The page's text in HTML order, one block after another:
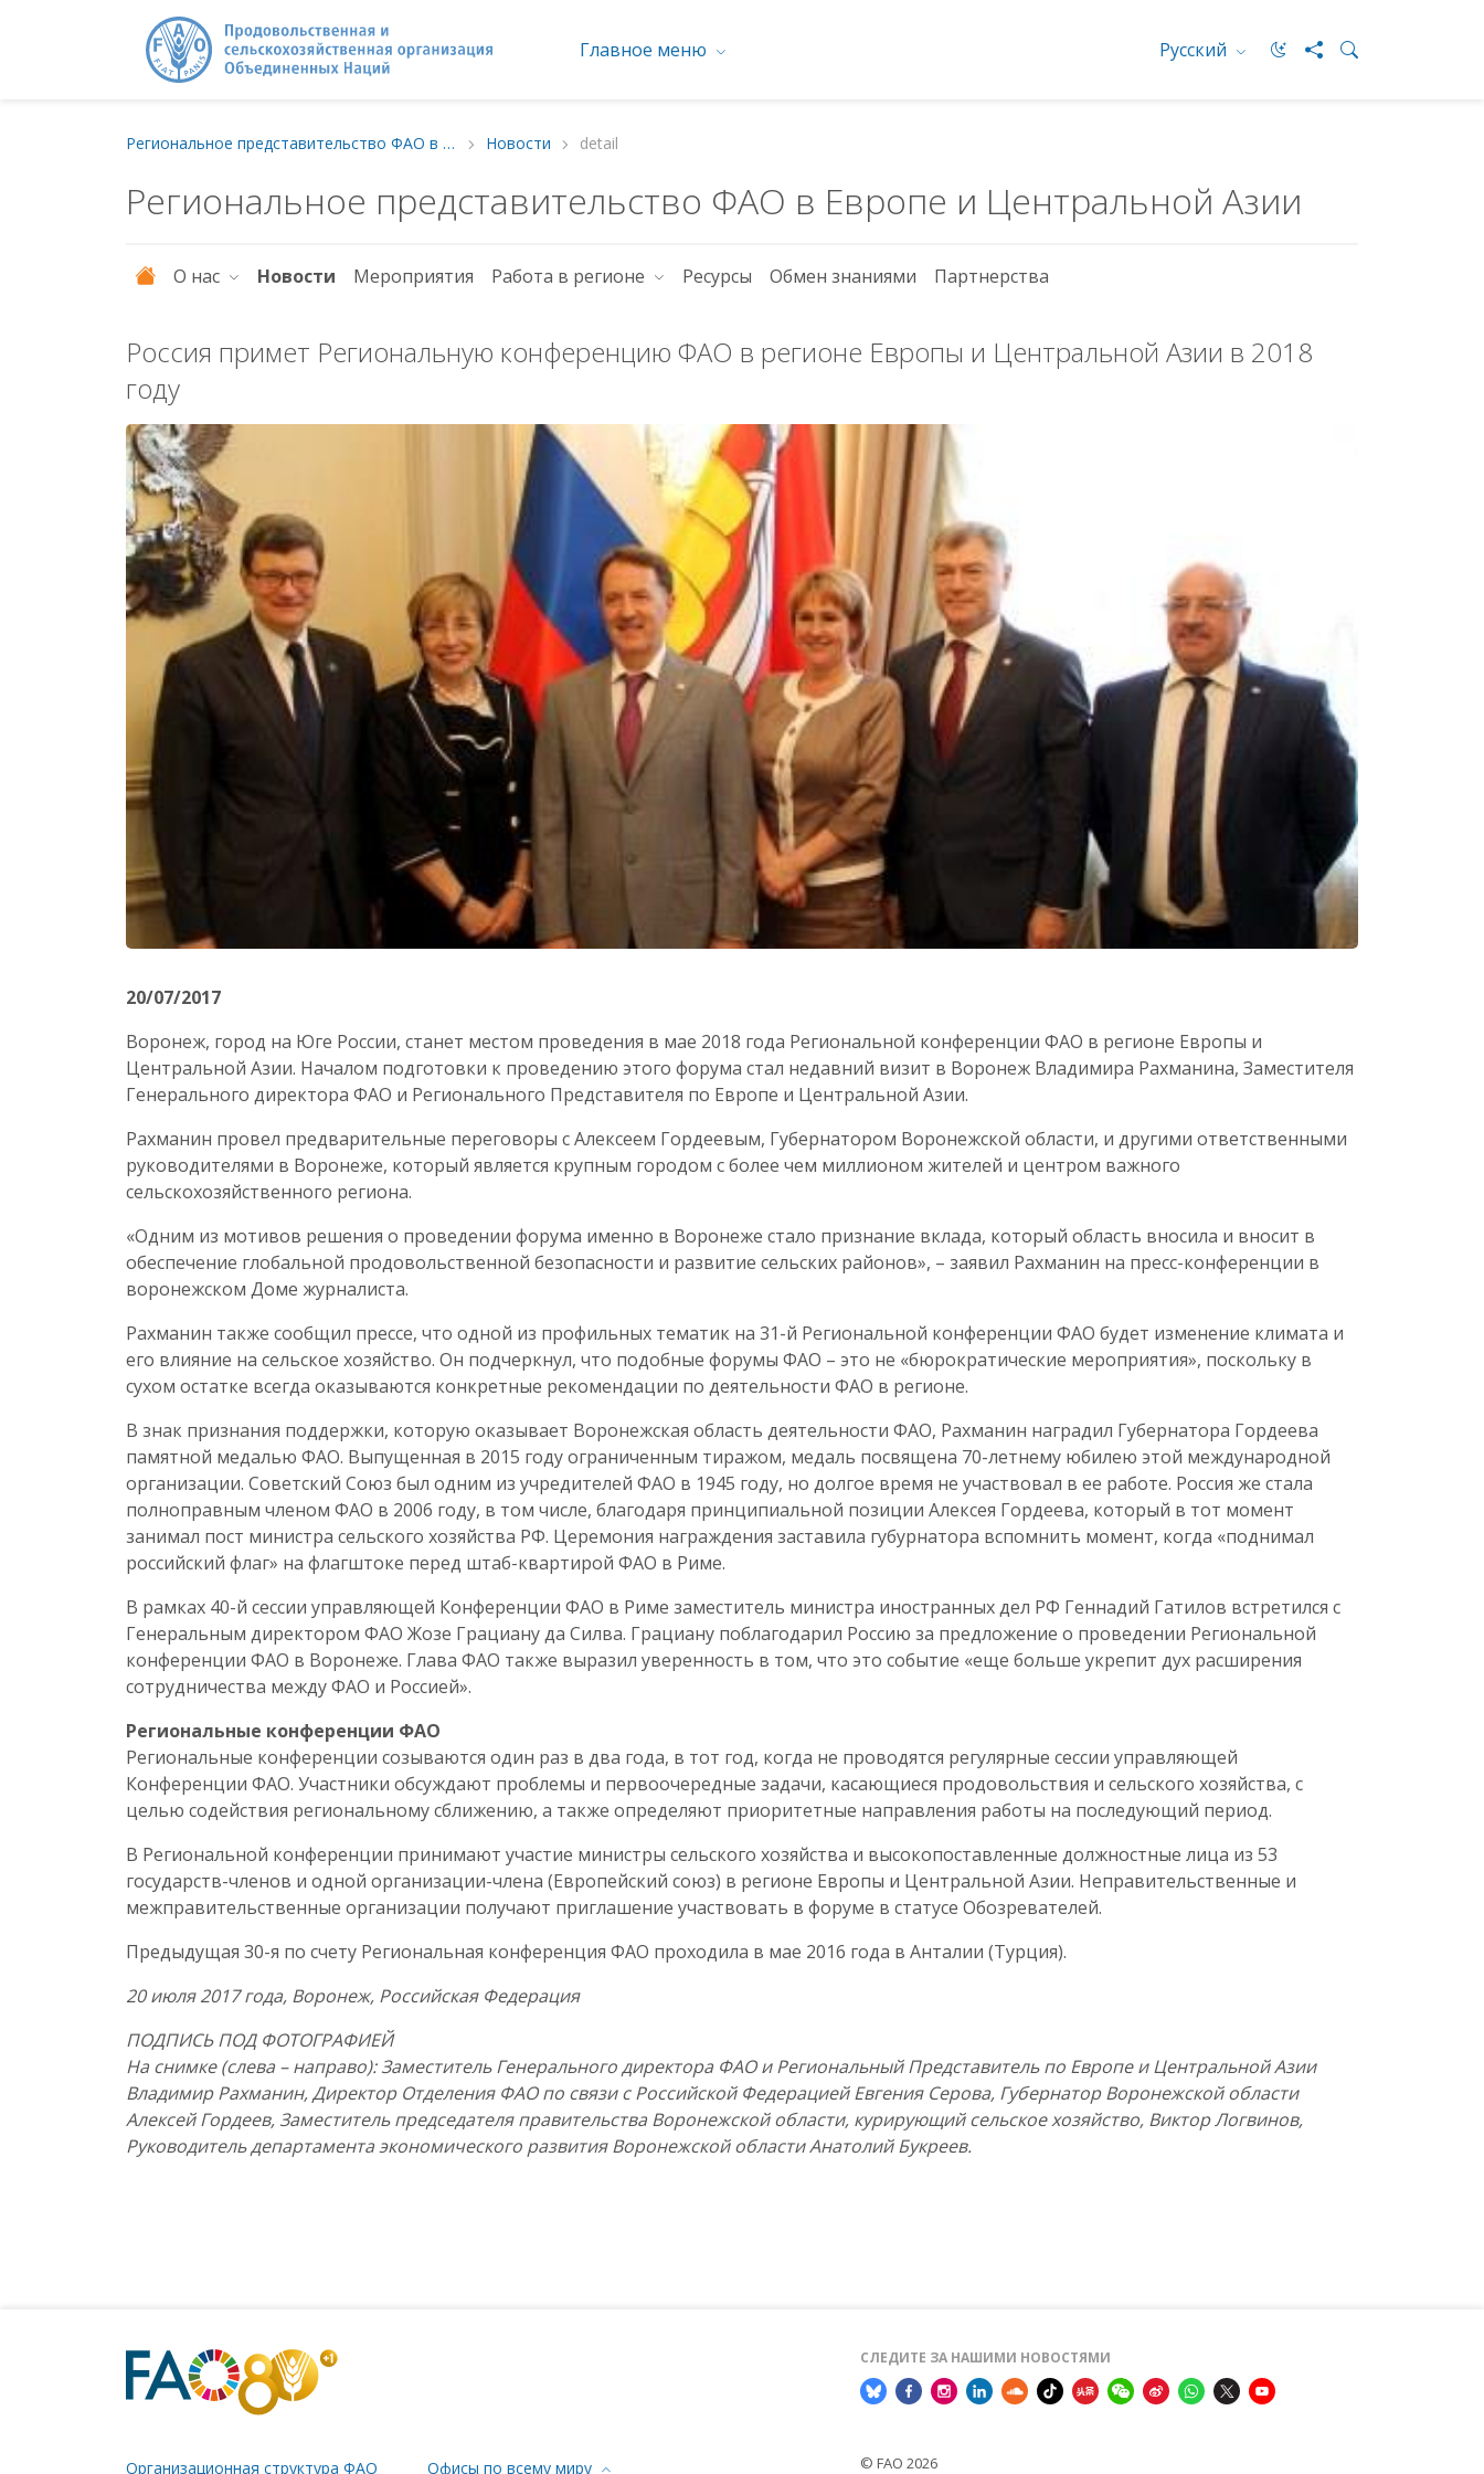
Главное меню Русский
Региональное представительство ФАО в Европе и Центральной Азии Новости detail
Региональное представительство ФАО в Европе и Центральной Азии
О нас Новости Мероприятия Работа в регионе Ресурсы Обмен знаниями Партнерства
Россия примет Региональную конференцию ФАО в регионе Европы и Центральной Азии в 2018
году
20/07/2017
Воронеж, город на Юге России, станет местом проведения в мае 2018 года Региональной конференции ФАО в регионе Европы и
Центральной Азии. Началом подготовки к проведению этого форума стал недавний визит в Воронеж Владимира Рахманина, Заместителя
Генерального директора ФАО и Регионального Представителя по Европе и Центральной Азии.
Рахманин провел предварительные переговоры с Алексеем Гордеевым, Губернатором Воронежской области, и другими ответственными
руководителями в Воронеже, который является крупным городом с более чем миллионом жителей и центром важного
сельскохозяйственного региона.
«Одним из мотивов решения о проведении форума именно в Воронеже стало признание вклада, который область вносила и вносит в
обеспечение глобальной продовольственной безопасности и развитие сельских районов», – заявил Рахманин на пресс-конференции в
воронежском Доме журналиста.
Рахманин также сообщил прессе, что одной из профильных тематик на 31-й Региональной конференции ФАО будет изменение климата и
его влияние на сельское хозяйство. Он подчеркнул, что подобные форумы ФАО – это не «бюрократические мероприятия», поскольку в
сухом остатке всегда оказываются конкретные рекомендации по деятельности ФАО в регионе.
В знак признания поддержки, которую оказывает Воронежская область деятельности ФАО, Рахманин наградил Губернатора Гордеева
памятной медалью ФАО. Выпущенная в 2015 году ограниченным тиражом, медаль посвящена 70-летнему юбилею этой международной
организации. Советский Союз был одним из учредителей ФАО в 1945 году, но долгое время не участвовал в ее работе. Россия же стала
полноправным членом ФАО в 2006 году, в том числе, благодаря принципиальной позиции Алексея Гордеева, который в тот момент
занимал пост министра сельского хозяйства РФ. Церемония награждения заставила губурнатора вспомнить момент, когда «поднимал
российский флаг» на флагштоке перед штаб-квартирой ФАО в Риме.
В рамках 40-й сессии управляющей Конференции ФАО в Риме заместитель министра иностранных дел РФ Геннадий Гатилов встретился с
Генеральным директором ФАО Жозе Грациану да Силва. Грациану поблагодарил Россию за предложение о проведении Региональной
конференции ФАО в Воронеже. Глава ФАО также выразил уверенность в том, что это событие «еще больше укрепит дух расширения
сотрудничества между ФАО и Россией».
Региональные конференции ФАО
Региональные конференции созываются один раз в два года, в тот год, когда не проводятся регулярные сессии управляющей
Конференции ФАО. Участники обсуждают проблемы и первоочередные задачи, касающиеся продовольствия и сельского хозяйства, с
целью содействия региональному сближению, а также определяют приоритетные направления работы на последующий период.
В Региональной конференции принимают участие министры сельского хозяйства и высокопоставленные должностные лица из 53
государств-членов и одной организации-члена (Европейский союз) в регионе Европы и Центральной Азии. Неправительственные и
межправительственные организации получают приглашение участвовать в форуме в статусе Обозревателей.
Предыдущая 30-я по счету Региональная конференция ФАО проходила в мае 2016 года в Анталии (Турция).
20 июля 2017 года, Воронеж, Российская Федерация
ПОДПИСЬ ПОД ФОТОГРАФИЕЙ
На снимке (слева – направо): Заместитель Генерального директора ФАО и Региональный Представитель по Европе и Центральной Азии
Владимир Рахманин, Директор Отделения ФАО по связи с Российской Федерацией Евгения Серова, Губернатор Воронежской области
Алексей Гордеев, Заместитель председателя правительства Воронежской области, курирующий сельское хозяйство, Виктор Логвинов,
Руководитель департамента экономического развития Воронежской области Анатолий Букреев.
СЛЕДИТЕ ЗА НАШИМИ НОВОСТЯМИ
Организационная структура ФАО Офисы по всему миру © FAO 2026